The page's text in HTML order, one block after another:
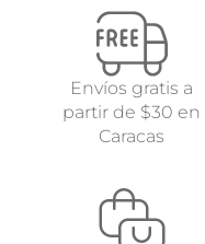
Envíos gratis a
partir de $30 en
Caracas